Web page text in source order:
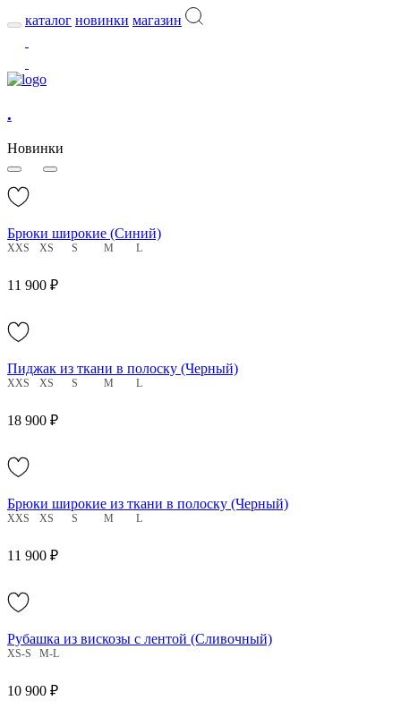
каталог новинки магазин
.
Новинки
Брюки широкие (Синий)
XXS XS S M L
11 900 ₽
Пиджак из ткани в полоску (Черный)
XXS XS S M L
18 900 ₽
Брюки широкие из ткани в полоску (Черный)
XXS XS S M L
11 900 ₽
Рубашка из вискозы с лентой (Сливочный)
XS-S M-L
10 900 ₽